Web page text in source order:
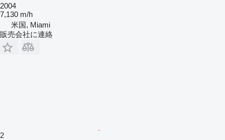
2004
7,130 m/h
米国, Miami
販売会社に連絡
2